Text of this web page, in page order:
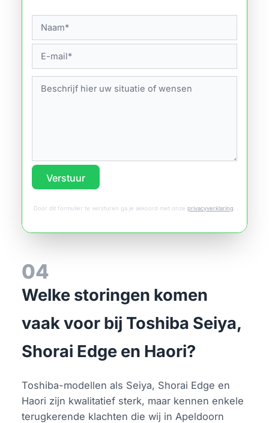
Verstuur
Door dit formulier te versturen ga je akkoord met onze privacyverklaring.
04
Welke storingen komen
vaak voor bij Toshiba Seiya,
Shorai Edge en Haori?
Toshiba-modellen als Seiya, Shorai Edge en
Haori zijn kwalitatief sterk, maar kennen enkele
terugkerende klachten die wij in Apeldoorn